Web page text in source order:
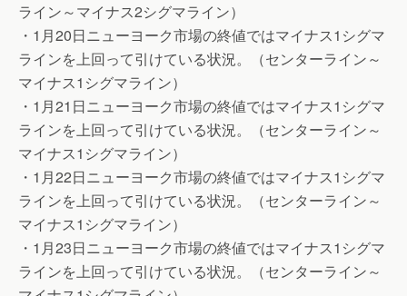
ライン～マイナス2シグマライン）
・1月20日ニューヨーク市場の終値ではマイナス1シグマ
ラインを上回って引けている状況。（センターライン～
マイナス1シグマライン）
・1月21日ニューヨーク市場の終値ではマイナス1シグマ
ラインを上回って引けている状況。（センターライン～
マイナス1シグマライン）
・1月22日ニューヨーク市場の終値ではマイナス1シグマ
ラインを上回って引けている状況。（センターライン～
マイナス1シグマライン）
・1月23日ニューヨーク市場の終値ではマイナス1シグマ
ラインを上回って引けている状況。（センターライン～